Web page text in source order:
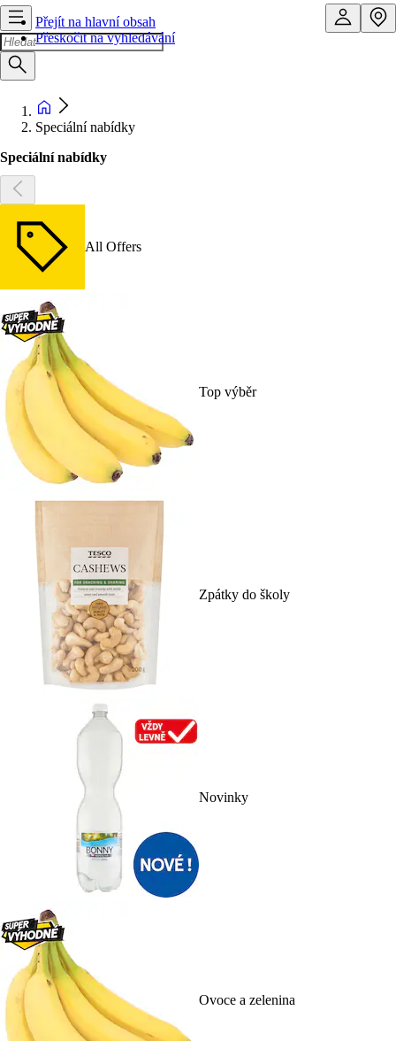
Přejít na hlavní obsah
Přeskočit na vyhledávání
Speciální nabídky
Speciální nabídky
All Offers
Top výběr
Zpátky do školy
Novinky
Ovoce a zelenina